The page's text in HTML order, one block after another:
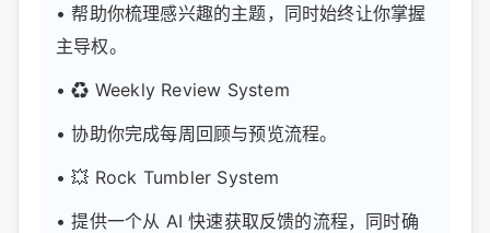
• 帮助你梳理感兴趣的主题，同时始终让你掌握
主导权。
• ♻️ Weekly Review System
• 协助你完成每周回顾与预览流程。
• 💥 Rock Tumbler System
• 提供一个从 AI 快速获取反馈的流程，同时确